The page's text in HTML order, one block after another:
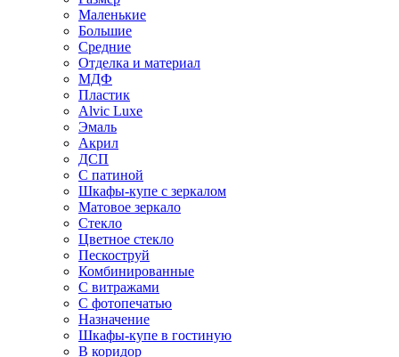
Маленькие
Большие
Средние
Отделка и материал
МДФ
Пластик
Alvic Luxe
Эмаль
Акрил
ДСП
С патиной
Шкафы-купе с зеркалом
Матовое зеркало
Стекло
Цветное стекло
Пескоструй
Комбинированные
С витражами
С фотопечатью
Назначение
Шкафы-купе в гостиную
В коридор